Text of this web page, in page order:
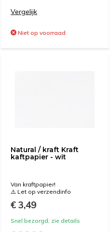
Vergelijk
Niet op voorraad
Natural / kraft Kraft
kaftpapier - wit
Van kraftpapier!
⚠️ Let op verzendinfo
€ 3,49
Snel bezorgd, zie details